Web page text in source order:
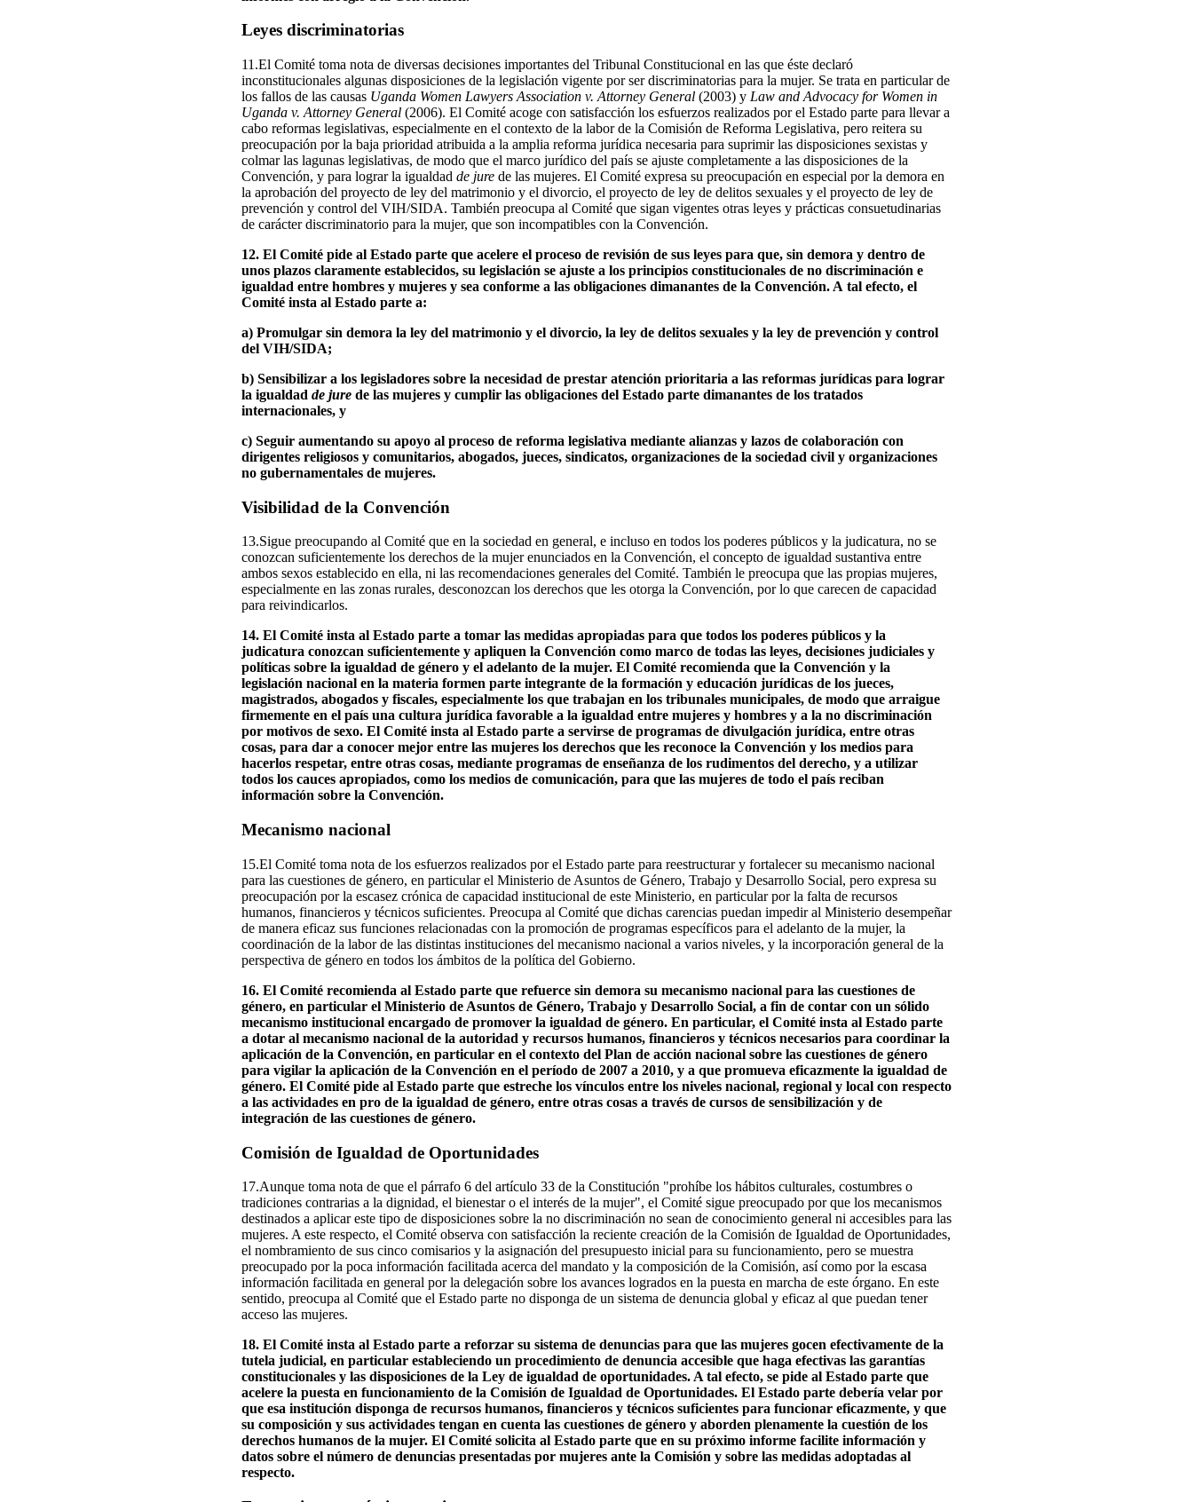
Leyes discriminatorias
11.El Comité toma nota de diversas decisiones importantes del Tribunal Constitucional en las que éste declaró
inconstitucionales algunas disposiciones de la legislación vigente por ser discriminatorias para la mujer. Se trata en particular de
los fallos de las causas Uganda Women Lawyers Association v. Attorney General (2003) y Law and Advocacy for Women in
Uganda v. Attorney General (2006). El Comité acoge con satisfacción los esfuerzos realizados por el Estado parte para llevar a
cabo reformas legislativas, especialmente en el contexto de la labor de la Comisión de Reforma Legislativa, pero reitera su
preocupación por la baja prioridad atribuida a la amplia reforma jurídica necesaria para suprimir las disposiciones sexistas y
colmar las lagunas legislativas, de modo que el marco jurídico del país se ajuste completamente a las disposiciones de la
Convención, y para lograr la igualdad de jure de las mujeres. El Comité expresa su preocupación en especial por la demora en
la aprobación del proyecto de ley del matrimonio y el divorcio, el proyecto de ley de delitos sexuales y el proyecto de ley de
prevención y control del VIH/SIDA. También preocupa al Comité que sigan vigentes otras leyes y prácticas consuetudinarias
de carácter discriminatorio para la mujer, que son incompatibles con la Convención.
12. El Comité pide al Estado parte que acelere el proceso de revisión de sus leyes para que, sin demora y dentro de
unos plazos claramente establecidos, su legislación se ajuste a los principios constitucionales de no discriminación e
igualdad entre hombres y mujeres y sea conforme a las obligaciones dimanantes de la Convención. A tal efecto, el
Comité insta al Estado parte a:
a) Promulgar sin demora la ley del matrimonio y el divorcio, la ley de delitos sexuales y la ley de prevención y control
del VIH/SIDA;
b) Sensibilizar a los legisladores sobre la necesidad de prestar atención prioritaria a las reformas jurídicas para lograr
la igualdad de jure de las mujeres y cumplir las obligaciones del Estado parte dimanantes de los tratados
internacionales, y
c) Seguir aumentando su apoyo al proceso de reforma legislativa mediante alianzas y lazos de colaboración con
dirigentes religiosos y comunitarios, abogados, jueces, sindicatos, organizaciones de la sociedad civil y organizaciones
no gubernamentales de mujeres.
Visibilidad de la Convención
13.Sigue preocupando al Comité que en la sociedad en general, e incluso en todos los poderes públicos y la judicatura, no se
conozcan suficientemente los derechos de la mujer enunciados en la Convención, el concepto de igualdad sustantiva entre
ambos sexos establecido en ella, ni las recomendaciones generales del Comité. También le preocupa que las propias mujeres,
especialmente en las zonas rurales, desconozcan los derechos que les otorga la Convención, por lo que carecen de capacidad
para reivindicarlos.
14. El Comité insta al Estado parte a tomar las medidas apropiadas para que todos los poderes públicos y la
judicatura conozcan suficientemente y apliquen la Convención como marco de todas las leyes, decisiones judiciales y
políticas sobre la igualdad de género y el adelanto de la mujer. El Comité recomienda que la Convención y la
legislación nacional en la materia formen parte integrante de la formación y educación jurídicas de los jueces,
magistrados, abogados y fiscales, especialmente los que trabajan en los tribunales municipales, de modo que arraigue
firmemente en el país una cultura jurídica favorable a la igualdad entre mujeres y hombres y a la no discriminación
por motivos de sexo. El Comité insta al Estado parte a servirse de programas de divulgación jurídica, entre otras
cosas, para dar a conocer mejor entre las mujeres los derechos que les reconoce la Convención y los medios para
hacerlos respetar, entre otras cosas, mediante programas de enseñanza de los rudimentos del derecho, y a utilizar
todos los cauces apropiados, como los medios de comunicación, para que las mujeres de todo el país reciban
información sobre la Convención.
Mecanismo nacional
15.El Comité toma nota de los esfuerzos realizados por el Estado parte para reestructurar y fortalecer su mecanismo nacional
para las cuestiones de género, en particular el Ministerio de Asuntos de Género, Trabajo y Desarrollo Social, pero expresa su
preocupación por la escasez crónica de capacidad institucional de este Ministerio, en particular por la falta de recursos
humanos, financieros y técnicos suficientes. Preocupa al Comité que dichas carencias puedan impedir al Ministerio desempeñar
de manera eficaz sus funciones relacionadas con la promoción de programas específicos para el adelanto de la mujer, la
coordinación de la labor de las distintas instituciones del mecanismo nacional a varios niveles, y la incorporación general de la
perspectiva de género en todos los ámbitos de la política del Gobierno.
16. El Comité recomienda al Estado parte que refuerce sin demora su mecanismo nacional para las cuestiones de
género, en particular el Ministerio de Asuntos de Género, Trabajo y Desarrollo Social, a fin de contar con un sólido
mecanismo institucional encargado de promover la igualdad de género. En particular, el Comité insta al Estado parte
a dotar al mecanismo nacional de la autoridad y recursos humanos, financieros y técnicos necesarios para coordinar la
aplicación de la Convención, en particular en el contexto del Plan de acción nacional sobre las cuestiones de género
para vigilar la aplicación de la Convención en el período de 2007 a 2010, y a que promueva eficazmente la igualdad de
género. El Comité pide al Estado parte que estreche los vínculos entre los niveles nacional, regional y local con respecto
a las actividades en pro de la igualdad de género, entre otras cosas a través de cursos de sensibilización y de
integración de las cuestiones de género.
Comisión de Igualdad de Oportunidades
17.Aunque toma nota de que el párrafo 6 del artículo 33 de la Constitución "prohíbe los hábitos culturales, costumbres o
tradiciones contrarias a la dignidad, el bienestar o el interés de la mujer", el Comité sigue preocupado por que los mecanismos
destinados a aplicar este tipo de disposiciones sobre la no discriminación no sean de conocimiento general ni accesibles para las
mujeres. A este respecto, el Comité observa con satisfacción la reciente creación de la Comisión de Igualdad de Oportunidades,
el nombramiento de sus cinco comisarios y la asignación del presupuesto inicial para su funcionamiento, pero se muestra
preocupado por la poca información facilitada acerca del mandato y la composición de la Comisión, así como por la escasa
información facilitada en general por la delegación sobre los avances logrados en la puesta en marcha de este órgano. En este
sentido, preocupa al Comité que el Estado parte no disponga de un sistema de denuncia global y eficaz al que puedan tener
acceso las mujeres.
18. El Comité insta al Estado parte a reforzar su sistema de denuncias para que las mujeres gocen efectivamente de la
tutela judicial, en particular estableciendo un procedimiento de denuncia accesible que haga efectivas las garantías
constitucionales y las disposiciones de la Ley de igualdad de oportunidades. A tal efecto, se pide al Estado parte que
acelere la puesta en funcionamiento de la Comisión de Igualdad de Oportunidades. El Estado parte debería velar por
que esa institución disponga de recursos humanos, financieros y técnicos suficientes para funcionar eficazmente, y que
su composición y sus actividades tengan en cuenta las cuestiones de género y aborden plenamente la cuestión de los
derechos humanos de la mujer. El Comité solicita al Estado parte que en su próximo informe facilite información y
datos sobre el número de denuncias presentadas por mujeres ante la Comisión y sobre las medidas adoptadas al
respecto.